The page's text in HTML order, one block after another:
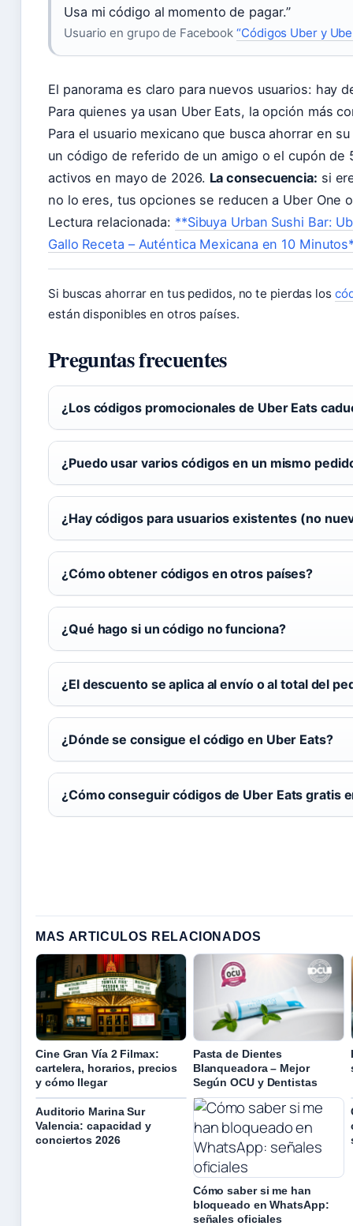
Usa mi código al momento de pagar.”
Usuario en grupo de Facebook“Códigos Uber y
El panorama es claro para nuevos usuarios: hay
Para quienes ya usan Uber Eats, la opción más
Para el usuario mexicano que busca ahorrar en
un código de referido de un amigo o el cupón
activos en mayo de 2026. La consecuencia: si
no lo eres, tus opciones se reducen a Uber One
Lectura relacionada: **Sibuya Urban Sushi Bar:
Gallo Receta – Auténtica Mexicana en 10
Si buscas ahorrar en tus pedidos, no te pierdas los
están disponibles en otros países.
Preguntas frecuentes
¿Los códigos promocionales de Uber Eats
¿Puedo usar varios códigos en un mismo
¿Hay códigos para usuarios existentes (no
¿Cómo obtener códigos en otros países?
¿Qué hago si un código no funciona?
¿El descuento se aplica al envío o al total del
¿Dónde se consigue el código en Uber Eats?
¿Cómo conseguir códigos de Uber Eats gratis
MAS ARTICULOS RELACIONADOS
Cine Gran Vía 2 Filmax:
cartelera, horarios, precios
y cómo llegar
Pasta de Dientes
Blanqueadora – Mejor
Según OCU y Dentistas
Auditorio Marina Sur
Valencia: capacidad y
conciertos 2026
Cómo saber si me han
bloqueado en WhatsApp:
señales oficiales